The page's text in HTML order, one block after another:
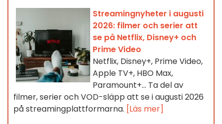
Streamingnyheter i augusti
2026: filmer och serier att
se på Netflix, Disney+ och
Prime Video
Netflix, Disney+, Prime Video,
Apple TV+, HBO Max,
Paramount+… Ta del av
filmer, serier och VOD-släpp att se i augusti 2026
på streamingplattformarna. [Läs mer]